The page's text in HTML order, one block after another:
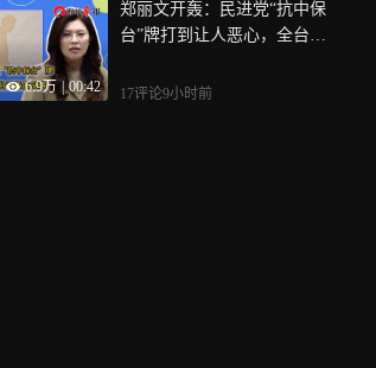
6.9万 00:42
郑丽文开轰：民进党“抗中保
台”牌打到让人恶心，全台已
17评论9小时前